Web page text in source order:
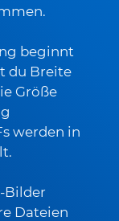
beginnt
du Breite
Größe
werden in
Bilder
Dateien